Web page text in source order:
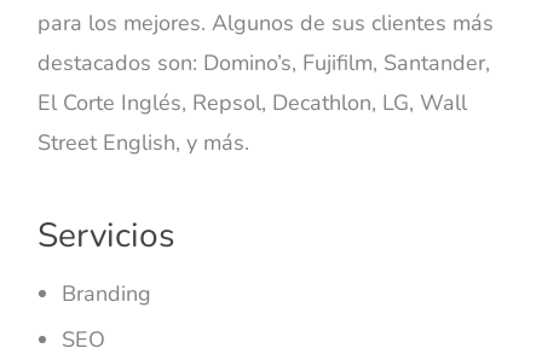
para los mejores. Algunos de sus clientes más
destacados son: Domino’s, Fujifilm, Santander,
El Corte Inglés, Repsol, Decathlon, LG, Wall
Street English, y más.
Servicios
Branding
SEO